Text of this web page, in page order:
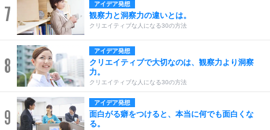
7 アイデア発想
観察力と洞察力の違いとは。
クリエイティブな人になる30の方法
8
アイデア発想
クリエイティブで大切なのは、観察力より洞察
力。
クリエイティブな人になる30の方法
9
アイデア発想
面白がる癖をつけると、本当に何でも面白くな
る。